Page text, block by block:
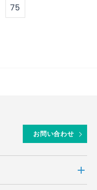
75
お問い合わせ